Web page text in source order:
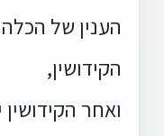
הענין של
הקידושין,
ואחר